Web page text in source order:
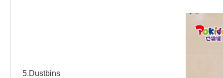
5.Dustbins